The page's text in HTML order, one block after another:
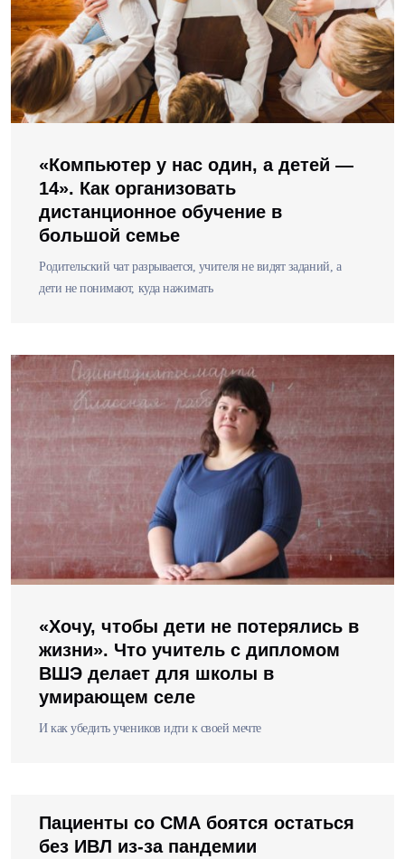
«Компьютер у нас один, а детей —
14». Как организовать
дистанционное обучение в
большой семье
Родительский чат разрывается, учителя не видят заданий, а
дети не понимают, куда нажимать
«Хочу, чтобы дети не потерялись в
жизни». Что учитель с дипломом
ВШЭ делает для школы в
умирающем селе
И как убедить учеников идти к своей мечте
Пациенты со СМА боятся остаться
без ИВЛ из-за пандемии